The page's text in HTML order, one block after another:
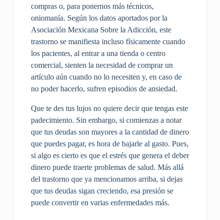
compras o, para ponernos más técnicos,
oniomanía. Según los datos aportados por la
Asociación Mexicana Sobre la Adicción, este
trastorno se manifiesta incluso físicamente cuando
los pacientes, al entrar a una tienda o centro
comercial, sienten la necesidad de comprar un
artículo aún cuando no lo necesiten y, en caso de
no poder hacerlo, sufren episodios de ansiedad.
Que te des tus lujos no quiere decir que tengas este
padecimiento. Sin embargo, si comienzas a notar
que tus deudas son mayores a la cantidad de dinero
que puedes pagar, es hora de bajarle al gasto. Pues,
si algo es cierto es que el estrés que genera el deber
dinero puede traerte problemas de salud. Más allá
del trastorno que ya mencionamos arriba, si dejas
que tus deudas sigan creciendo, esa presión se
puede convertir en varias enfermedades más.